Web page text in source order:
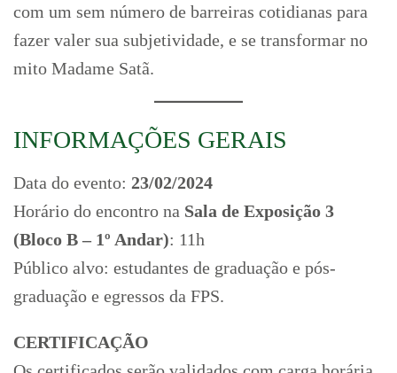
com um sem número de barreiras cotidianas para
fazer valer sua subjetividade, e se transformar no
mito Madame Satã.
INFORMAÇÕES GERAIS
Data do evento: 23/02/2024
Horário do encontro na Sala de Exposição 3
(Bloco B – 1º Andar): 11h
Público alvo: estudantes de graduação e pós-
graduação e egressos da FPS.
CERTIFICAÇÃO